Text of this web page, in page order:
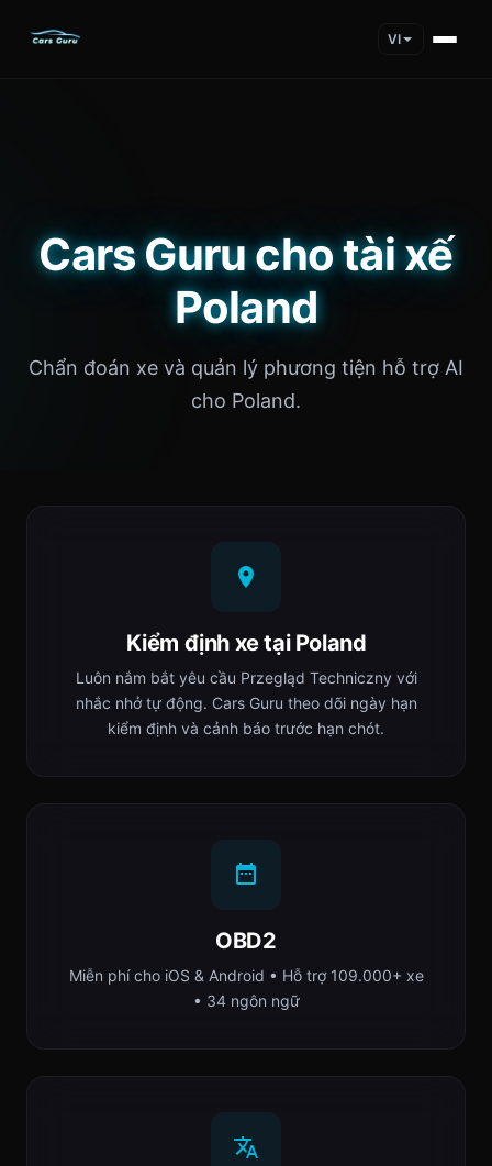
VI
Cars Guru cho tài xế
Poland
Chẩn đoán xe và quản lý phương tiện hỗ trợ AI
cho Poland.
Kiểm định xe tại Poland
Luôn nắm bắt yêu cầu Przegląd Techniczny với
nhắc nhở tự động. Cars Guru theo dõi ngày hạn
kiểm định và cảnh báo trước hạn chót.
OBD2
Miễn phí cho iOS & Android • Hỗ trợ 109.000+ xe
• 34 ngôn ngữ